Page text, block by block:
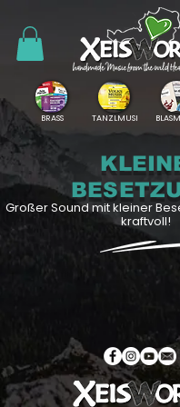
BRASS TANZLMUSI
Großer Sound mit kleiner
kraftvoll!